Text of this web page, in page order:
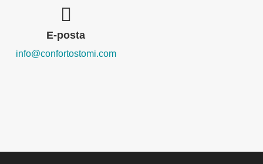
E-posta
info@confortostomi.com